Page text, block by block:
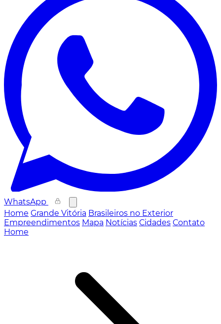
WhatsApp
Home Grande Vitória Brasileiros no Exterior
Empreendimentos Mapa Notícias Cidades Contato
Home